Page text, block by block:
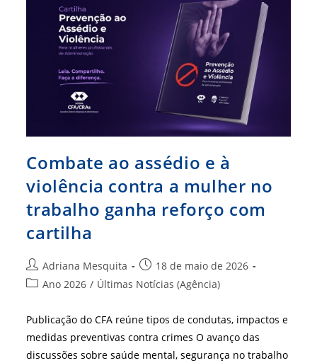
Sobre
Riscos
Combate ao assédio e à
violência contra a mulher no
trabalho ganha reforço com
cartilha
Autor
do
Adriana Mesquita
Post
publicado:
18 de maio de 2026
Categoria
post:
Ano 2026 / Últimas Notícias (Agência)
Publicação do CFA reúne tipos de condutas, impactos e
medidas preventivas contra crimes O avanço das
discussões sobre saúde mental, segurança no trabalho